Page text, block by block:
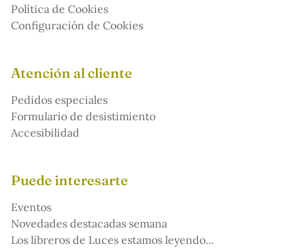
Política de Cookies
Configuración de Cookies
Atención al cliente
Pedidos especiales
Formulario de desistimiento
Accesibilidad
Puede interesarte
Eventos
Novedades destacadas semana
Los libreros de Luces estamos leyendo...